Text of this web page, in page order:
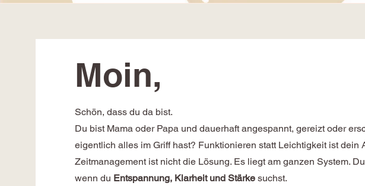
Moin,
Schön, dass du da bist.
Du bist Mama oder Papa und dauerhaft angespannt, gereizt oder
eigentlich alles im Griff hast? Funktionieren statt Leichtigkeit ist dein
Zeitmanagement ist nicht die Lösung. Es liegt am ganzen System.
wenn du Entspannung, Klarheit und Stärke suchst.